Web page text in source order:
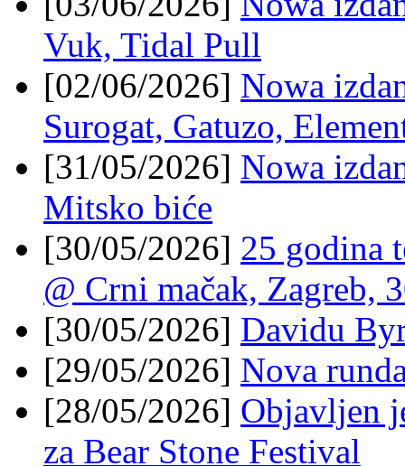
Vuk, Tidal Pull
[02/06/2026] Nowa
Surogat, Gatuzo,
[31/05/2026] Nowa
Mitsko biće
[30/05/2026] 25 godina
@ Crni mačak, Zagreb,
[30/05/2026] Davidu
[29/05/2026] Nova
[28/05/2026] Objavljen
za Bear Stone Festival